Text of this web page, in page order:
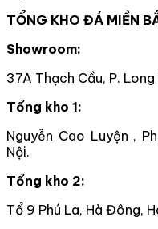
TỔNG KHO ĐÁ MIỀN
Showroom:
37A Thạch Cầu, P.
Tổng kho 1:
Nguyễn Cao Luyện ,
Nội.
Tổng kho 2:
Tổ 9 Phú La, Hà Đông,